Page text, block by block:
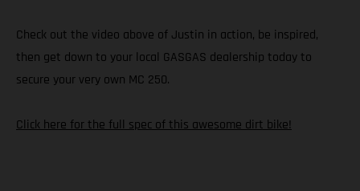
Check out the video above of Justin in action, be inspired,
then get down to your local GASGAS dealership today to
secure your very own MC 250.
Click here for the full spec of this awesome dirt bike!